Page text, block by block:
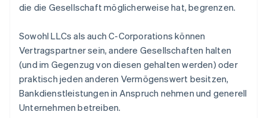
die die Gesellschaft möglicherweise hat, begrenzen.
Sowohl LLCs als auch C-Corporations können
Vertragspartner sein, andere Gesellschaften halten
(und im Gegenzug von diesen gehalten werden) oder
praktisch jeden anderen Vermögenswert besitzen,
Bankdienstleistungen in Anspruch nehmen und generell
Unternehmen betreiben.